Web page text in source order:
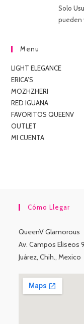
Valorado
5
Solo
pueden
Menu
LIGHT ELEGANCE
ERICA’S
MOZHZHERI
RED IGUANA
FAVORITOS QUEENV
OUTLET
MI CUENTA
Cómo Llegar
QueenV Glamorous
Av. Campos Eliseos
Juárez, Chih., Mexico